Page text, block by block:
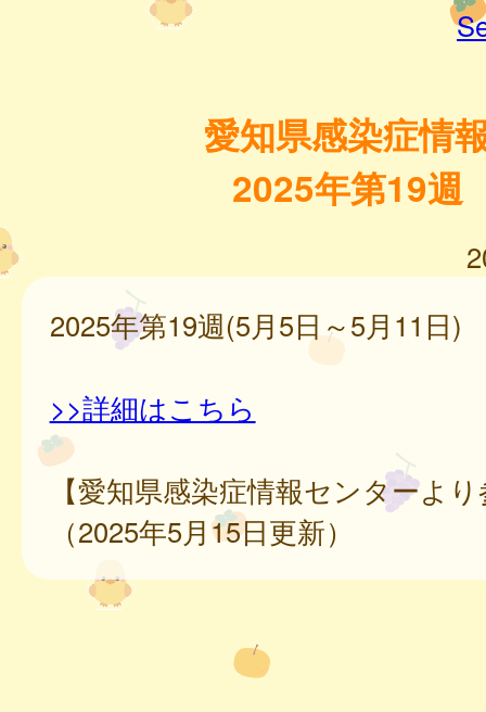
愛知県感染症情
2025年第19週
2025年第19週(5月5日～5月11日)
>>詳細はこちら
【愛知県感染症情報センターよ
（2025年5月15日更新）